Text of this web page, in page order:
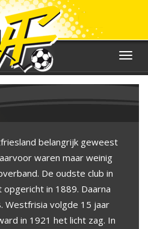
Toggle
belangrijk geweest
waren maar weinig
De oudste club in
opgericht in 1889. Daarna
Westfrisia volgde 15 jaar
in 1921 het licht zag. In